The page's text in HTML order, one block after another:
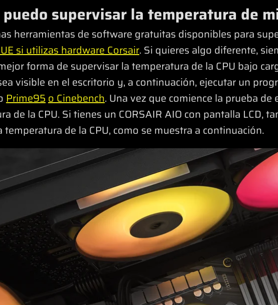
puedo supervisar la temperatura de
herramientas de software gratuitas disponibles para
si utilizas hardware Corsair. Si quieres algo diferente,
forma de supervisar la temperatura de la CPU bajo
visible en el escritorio y, a continuación, ejecutar un
Prime95o Cinebench. Una vez que comience la prueba
de la CPU. Si tienes un CORSAIR AIO con pantalla LCD,
temperatura de la CPU, como se muestra a continuación.